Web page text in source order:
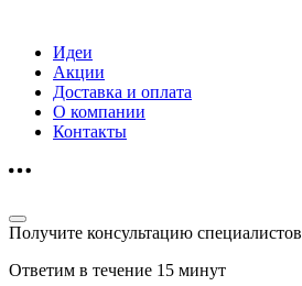
Идеи
Акции
Доставка и оплата
О компании
Контакты
Получите консультацию специалистов
Ответим в течение 15 минут